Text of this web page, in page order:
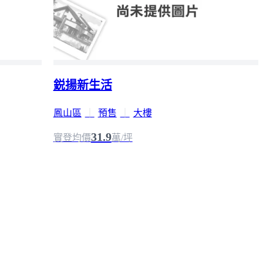
鋭揚新生活
鳳山區 預售 大樓
實登均價31.9萬/坪